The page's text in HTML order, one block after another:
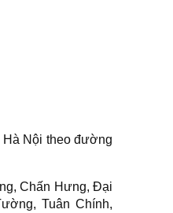
Nội theo đường
Chấn Hưng, Đại
Tuân Chính,